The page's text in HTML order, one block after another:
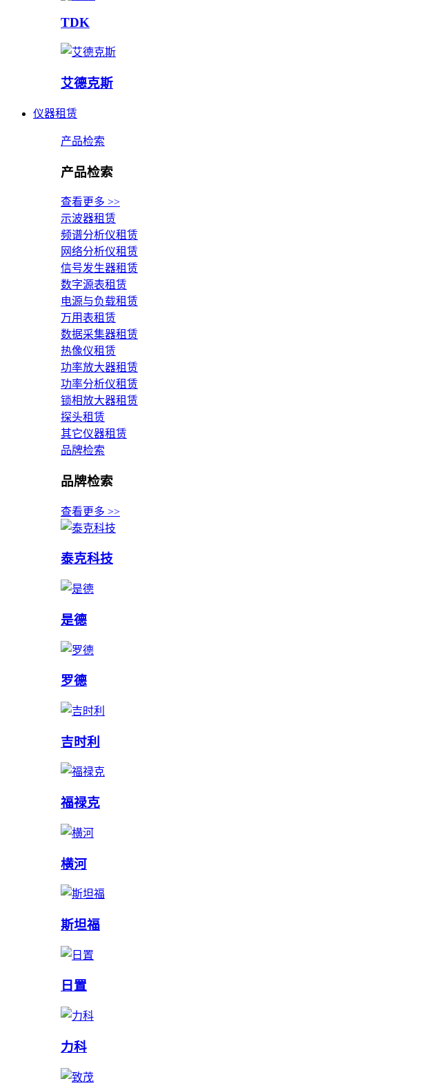
TDK
艾德克斯
仪器租赁
产品检索
产品检索
查看更多 >>
示波器租赁
频谱分析仪租赁
网络分析仪租赁
信号发生器租赁
数字源表租赁
电源与负载租赁
万用表租赁
数据采集器租赁
热像仪租赁
功率放大器租赁
功率分析仪租赁
锁相放大器租赁
探头租赁
其它仪器租赁
品牌检索
品牌检索
查看更多 >>
泰克科技
是德
罗德
吉时利
福禄克
横河
斯坦福
日置
力科